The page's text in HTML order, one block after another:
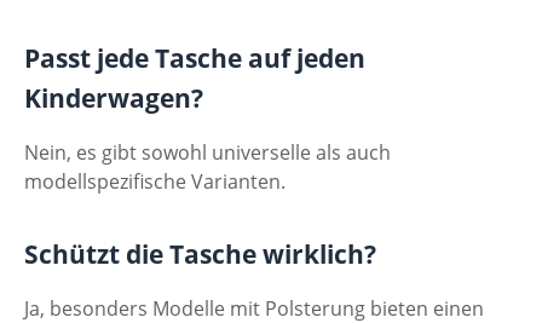
Passt jede Tasche auf jeden
Kinderwagen?
Nein, es gibt sowohl universelle als auch
modellspezifische Varianten.
Schützt die Tasche wirklich?
Ja, besonders Modelle mit Polsterung bieten einen